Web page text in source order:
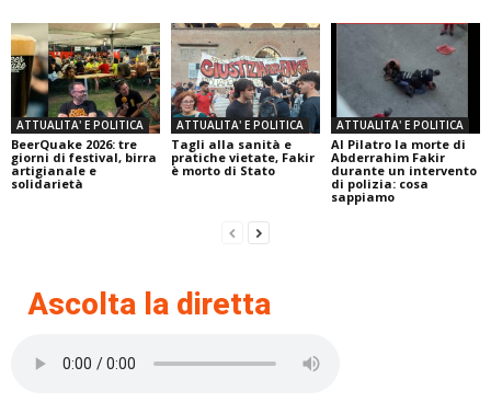
ATTUALITA' E POLITICA
BeerQuake 2026: tre
giorni di festival, birra
artigianale e
solidarietà
ATTUALITA' E POLITICA
Tagli alla sanità e
pratiche vietate, Fakir
è morto di Stato
ATTUALITA' E POLITICA
Al Pilatro la morte di
Abderrahim Fakir
durante un intervento
di polizia: cosa
sappiamo
Ascolta la diretta